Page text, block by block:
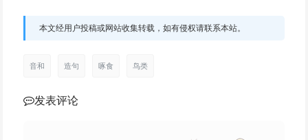
本文经用户投稿或网站收集转载，如有侵权请联系本站。
音和 造句 啄食 鸟类
发表评论